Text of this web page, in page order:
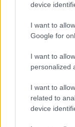
device
I want to
Google for
I want to
personalized
I want to
related to
device
Οκτωβρίου
Δικαίωμα
Ενήλικα
έχουν δηλώσει
της
αίτησή του